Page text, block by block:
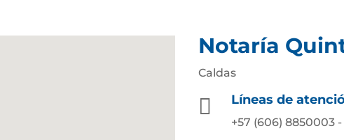
Notaría
Caldas
 Líneas de
+57 (606) 8850003 -